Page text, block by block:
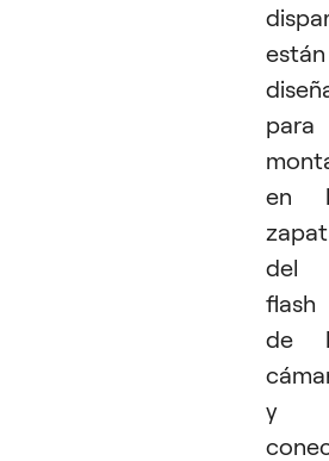
están
para
en
del
flash
de
y